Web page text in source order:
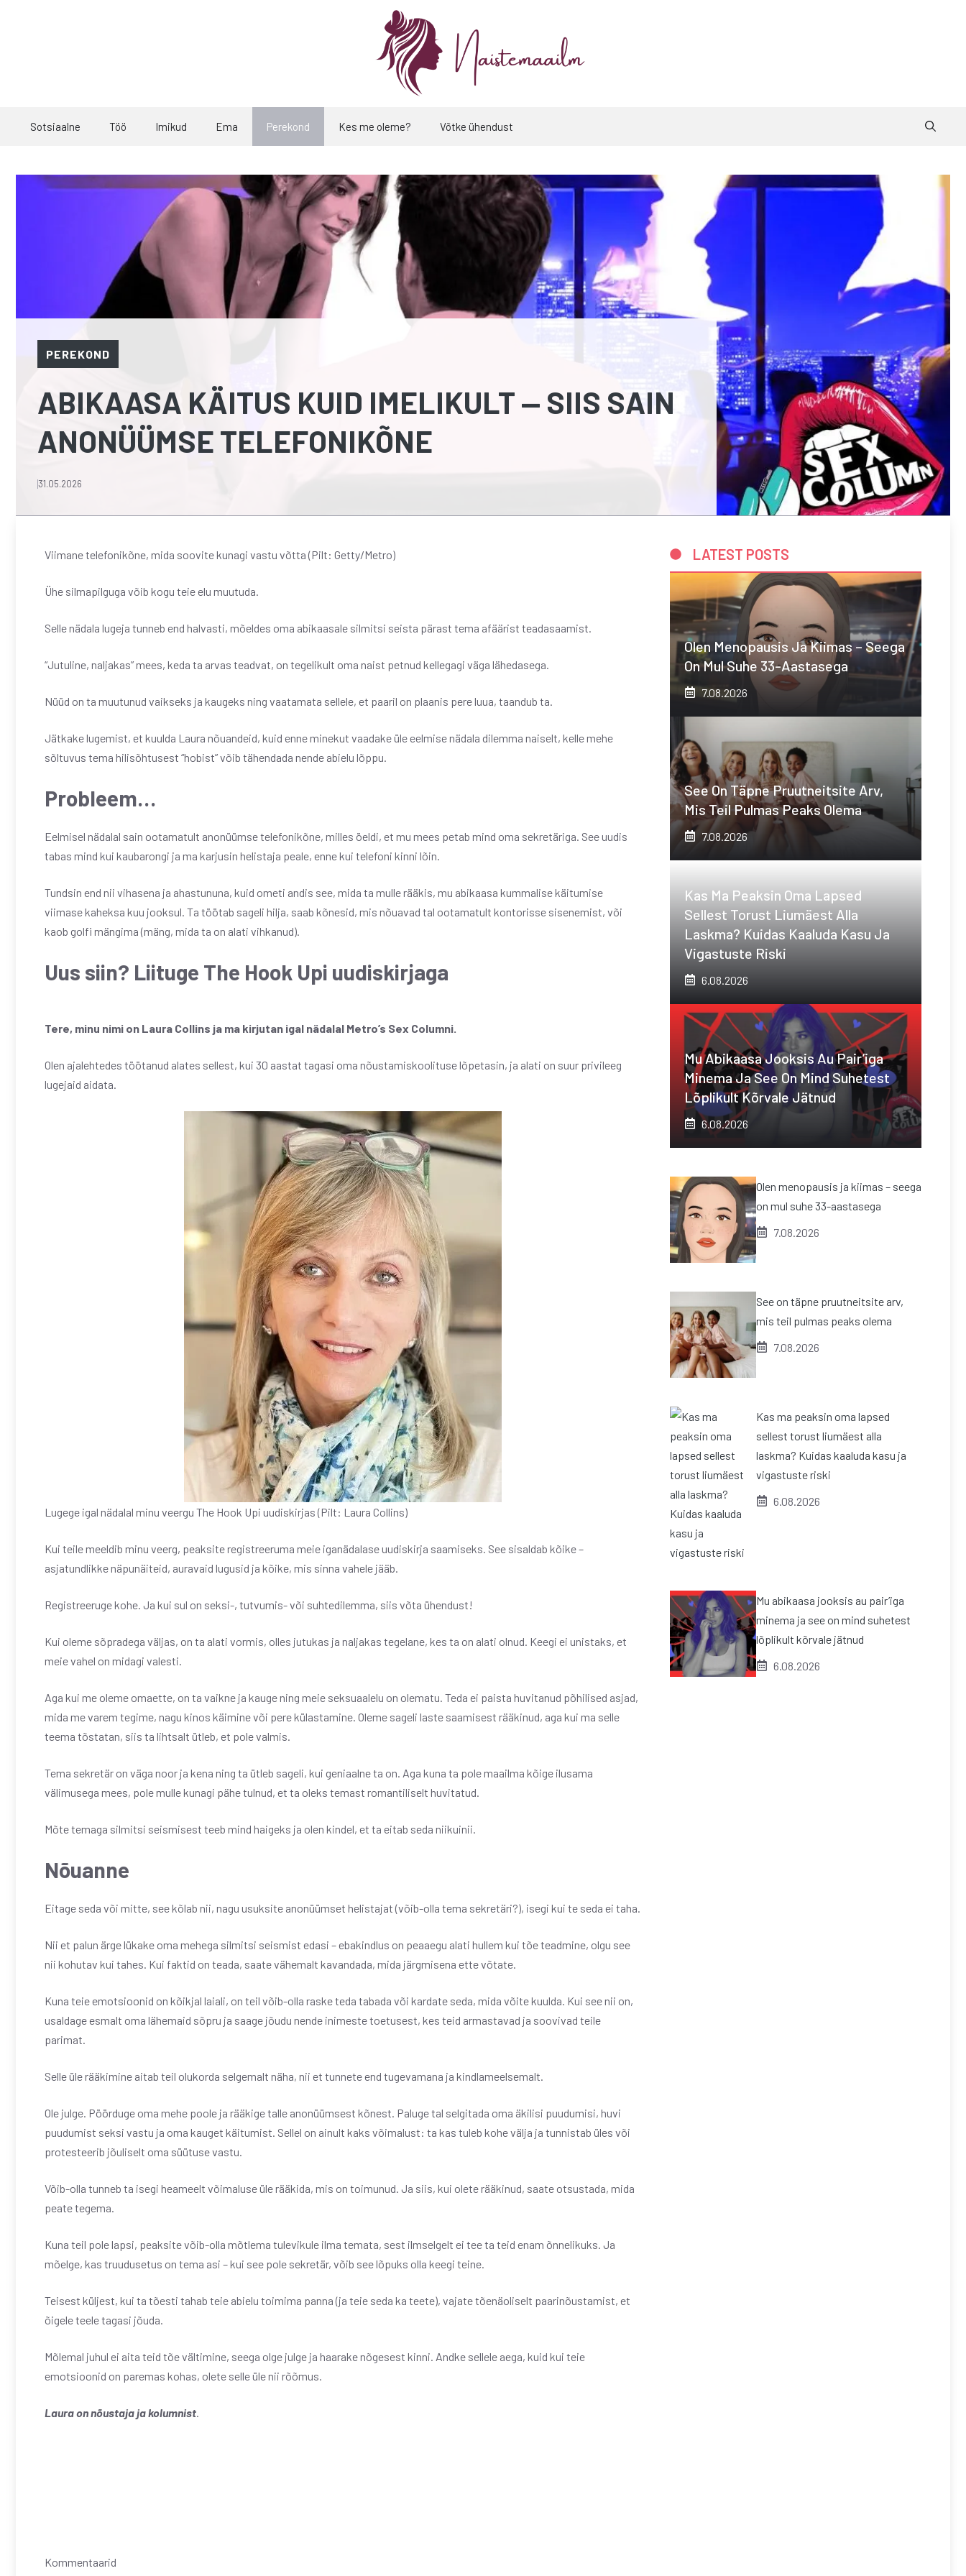
Sotsiaalne Töö Imikud Ema Perekond Kes me oleme? Võtke ühendust
PEREKOND
ABIKAASA KÄITUS KUID IMELIKULT — SIIS SAIN
ANONÜÜMSE TELEFONIKÕNE
31.05.2026
Viimane telefonikõne, mida soovite kunagi vastu võtta (Pilt: Getty/Metro)
Ühe silmapilguga võib kogu teie elu muutuda.
Selle nädala lugeja tunneb end halvasti, mõeldes oma abikaasale silmitsi seista pärast tema afäärist teadasaamist.
“Jutuline, naljakas” mees, keda ta arvas teadvat, on tegelikult oma naist petnud kellegagi väga lähedasega.
Nüüd on ta muutunud vaikseks ja kaugeks ning vaatamata sellele, et paaril on plaanis pere luua, taandub ta.
Jätkake lugemist, et kuulda Laura nõuandeid, kuid enne minekut vaadake üle eelmise nädala dilemma naiselt, kelle mehe
sõltuvus tema hilisõhtusest “hobist” võib tähendada nende abielu lõppu.
Probleem…
Eelmisel nädalal sain ootamatult anonüümse telefonikõne, milles öeldi, et mu mees petab mind oma sekretäriga. See uudis
tabas mind kui kaubarongi ja ma karjusin helistaja peale, enne kui telefoni kinni lõin.
Tundsin end nii vihasena ja ahastununa, kuid ometi andis see, mida ta mulle rääkis, mu abikaasa kummalise käitumise
viimase kaheksa kuu jooksul. Ta töötab sageli hilja, saab kõnesid, mis nõuavad tal ootamatult kontorisse sisenemist, või
kaob golfi mängima (mäng, mida ta on alati vihkanud).
Uus siin? Liituge The Hook Upi uudiskirjaga
Tere, minu nimi on Laura Collins ja ma kirjutan igal nädalal Metro’s Sex Columni.
Olen ajalehtedes töötanud alates sellest, kui 30 aastat tagasi oma nõustamiskoolituse lõpetasin, ja alati on suur privileeg
lugejaid aidata.
Lugege igal nädalal minu veergu The Hook Upi uudiskirjas (Pilt: Laura Collins)
Kui teile meeldib minu veerg, peaksite registreeruma meie iganädalase uudiskirja saamiseks. See sisaldab kõike –
asjatundlikke näpunäiteid, auravaid lugusid ja kõike, mis sinna vahele jääb.
Registreeruge kohe. Ja kui sul on seksi-, tutvumis- või suhtedilemma, siis võta ühendust!
Kui oleme sõpradega väljas, on ta alati vormis, olles jutukas ja naljakas tegelane, kes ta on alati olnud. Keegi ei unistaks, et
meie vahel on midagi valesti.
Aga kui me oleme omaette, on ta vaikne ja kauge ning meie seksuaalelu on olematu. Teda ei paista huvitanud põhilised asjad,
mida me varem tegime, nagu kinos käimine või pere külastamine. Oleme sageli laste saamisest rääkinud, aga kui ma selle
teema tõstatan, siis ta lihtsalt ütleb, et pole valmis.
Tema sekretär on väga noor ja kena ning ta ütleb sageli, kui geniaalne ta on. Aga kuna ta pole maailma kõige ilusama
välimusega mees, pole mulle kunagi pähe tulnud, et ta oleks temast romantiliselt huvitatud.
Mõte temaga silmitsi seismisest teeb mind haigeks ja olen kindel, et ta eitab seda niikuinii.
Nõuanne
Eitage seda või mitte, see kõlab nii, nagu usuksite anonüümset helistajat (võib-olla tema sekretäri?), isegi kui te seda ei taha.
Nii et palun ärge lükake oma mehega silmitsi seismist edasi – ebakindlus on peaaegu alati hullem kui tõe teadmine, olgu see
nii kohutav kui tahes. Kui faktid on teada, saate vähemalt kavandada, mida järgmisena ette võtate.
Kuna teie emotsioonid on kõikjal laiali, on teil võib-olla raske teda tabada või kardate seda, mida võite kuulda. Kui see nii on,
usaldage esmalt oma lähemaid sõpru ja saage jõudu nende inimeste toetusest, kes teid armastavad ja soovivad teile
parimat.
Selle üle rääkimine aitab teil olukorda selgemalt näha, nii et tunnete end tugevamana ja kindlameelsemalt.
Ole julge. Pöörduge oma mehe poole ja rääkige talle anonüümsest kõnest. Paluge tal selgitada oma äkilisi puudumisi, huvi
puudumist seksi vastu ja oma kauget käitumist. Sellel on ainult kaks võimalust: ta kas tuleb kohe välja ja tunnistab üles või
protesteerib jõuliselt oma süütuse vastu.
Võib-olla tunneb ta isegi heameelt võimaluse üle rääkida, mis on toimunud. Ja siis, kui olete rääkinud, saate otsustada, mida
peate tegema.
Kuna teil pole lapsi, peaksite võib-olla mõtlema tulevikule ilma temata, sest ilmselgelt ei tee ta teid enam õnnelikuks. Ja
mõelge, kas truudusetus on tema asi – kui see pole sekretär, võib see lõpuks olla keegi teine.
Teisest küljest, kui ta tõesti tahab teie abielu toimima panna (ja teie seda ka teete), vajate tõenäoliselt paarinõustamist, et
õigele teele tagasi jõuda.
Mõlemal juhul ei aita teid tõe vältimine, seega olge julge ja haarake nõgesest kinni. Andke sellele aega, kuid kui teie
emotsioonid on paremas kohas, olete selle üle nii rõõmus.
Laura on nõustaja ja kolumnist
Kommentaarid
LATEST POSTS
Olen Menopausis Ja Kiimas – Seega
On Mul Suhe 33-Aastasega
7.08.2026
See On Täpne Pruutneitsite Arv,
Mis Teil Pulmas Peaks Olema
7.08.2026
Kas Ma Peaksin Oma Lapsed
Sellest Torust Liumäest Alla
Laskma? Kuidas Kaaluda Kasu Ja
Vigastuste Riski
6.08.2026
Mu Abikaasa Jooksis Au Pair’iga
Minema Ja See On Mind Suhetest
Lõplikult Kõrvale Jätnud
6.08.2026
Olen menopausis ja kiimas – seega
on mul suhe 33-aastasega
7.08.2026
See on täpne pruutneitsite arv,
mis teil pulmas peaks olema
7.08.2026
Kas ma peaksin oma lapsed
sellest torust liumäest alla
laskma? Kuidas kaaluda kasu ja
vigastuste riski
6.08.2026
Mu abikaasa jooksis au pair’iga
minema ja see on mind suhetest
lõplikult kõrvale jätnud
6.08.2026